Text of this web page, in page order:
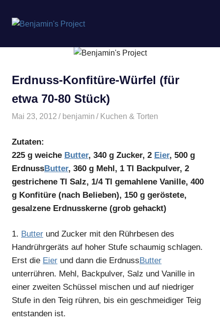
springen
Project
Erdnuss-Konfitüre-Würfel (für
etwa 70-80 Stück)
Mai 23, 2012 benjamin Kuchen & Torten
Zutaten:
225 g weiche Butter, 340 g Zucker, 2 Eier, 500 g
ErdnussButter, 360 g Mehl, 1 Tl Backpulver, 2
gestrichene Tl Salz, 1/4 Tl gemahlene Vanille, 400
g Konfitüre (nach Belieben), 150 g geröstete,
gesalzene Erdnusskerne (grob gehackt)
1. Butter und Zucker mit den Rührbesen des
Handrührgeräts auf hoher Stufe schaumig schlagen.
Erst die Eier und dann die ErdnussButter
unterrühren. Mehl, Backpulver, Salz und Vanille in
einer zweiten Schüssel mischen und auf niedriger
Stufe in den Teig rühren, bis ein geschmeidiger Teig
entstanden ist.